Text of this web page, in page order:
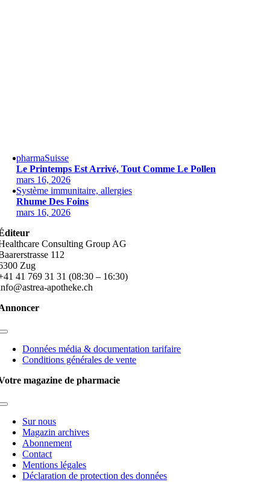
pharmaSuisse
Le Printemps Est Arrivé, Tout Comme Le Pollen
mars 16, 2026
Système immunitaire, allergies
Rhume Des Foins
mars 16, 2026
Consulting Group AG
112
Zug
41 769 31 31 (08:30 – 16:30)
apotheke.ch
Toggle
NavigationDonnées média & documentation tarifaire
Conditions générales de vente
magazine de pharmacie
Toggle
NavigationSur nous
Magazin archives
Abonnement
Contact
Mentions légales
Déclaration de protection des données